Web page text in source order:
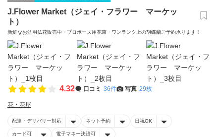
J.Flower Market（ジェイ・フラワー マーケッ
ト）
新鮮なお盆用仏花販売中・プロポーズ用花束・ワンランク上の胡蝶蘭ご予約承ります！
4.32 口コミ 36件 写真 29枚
花・花屋
配達・デリバリー対応 ネット予約 日祝OK
カード可 電子マネー決済可